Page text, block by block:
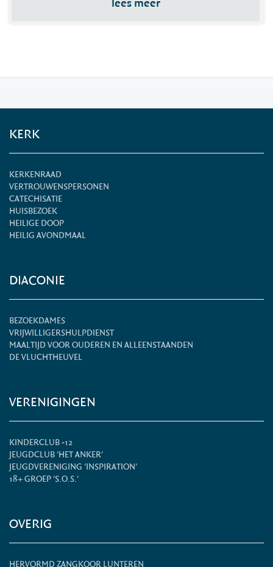
lees meer
KERK
KERKENRAAD
VERTROUWENSPERSONEN
CATECHISATIE
HUISBEZOEK
HEILIGE DOOP
HEILIG AVONDMAAL
DIACONIE
BEZOEKDAMES
VRIJWILLIGERSHULPDIENST
MAALTIJD VOOR OUDEREN EN ALLEENSTAANDEN
DE VLUCHTHEUVEL
VERENIGINGEN
KINDERCLUB -12
JEUGDCLUB 'HET ANKER'
JEUGDVERENIGING 'INSPIRATION'
18+ GROEP 'S.O.S.'
OVERIG
HERVORMD ZANGKOOR LUNTEREN